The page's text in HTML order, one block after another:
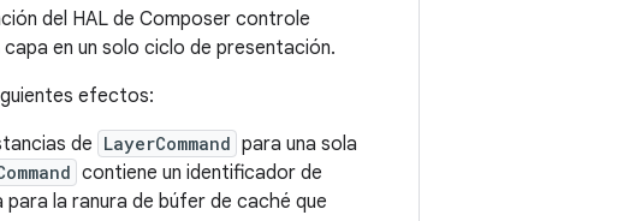
del HAL de Composer controle
capa en un solo ciclo de presentación.
efectos:
de LayerCommand para una sola
contiene un identificador de
la ranura de búfer de caché que